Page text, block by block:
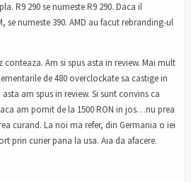
R9 290 se numeste R9 290. Daca il
se numeste 390. AMD au facut rebranding-ul
Am si spus asta in review. Mai mult
de 480 overclockate sa castige in
am spus in review. Si sunt convins ca
am pornit de la 1500 RON in jos…nu prea
curand. La noi ma refer, din Germania o iei
prin curier pana la usa. Aia da afacere.